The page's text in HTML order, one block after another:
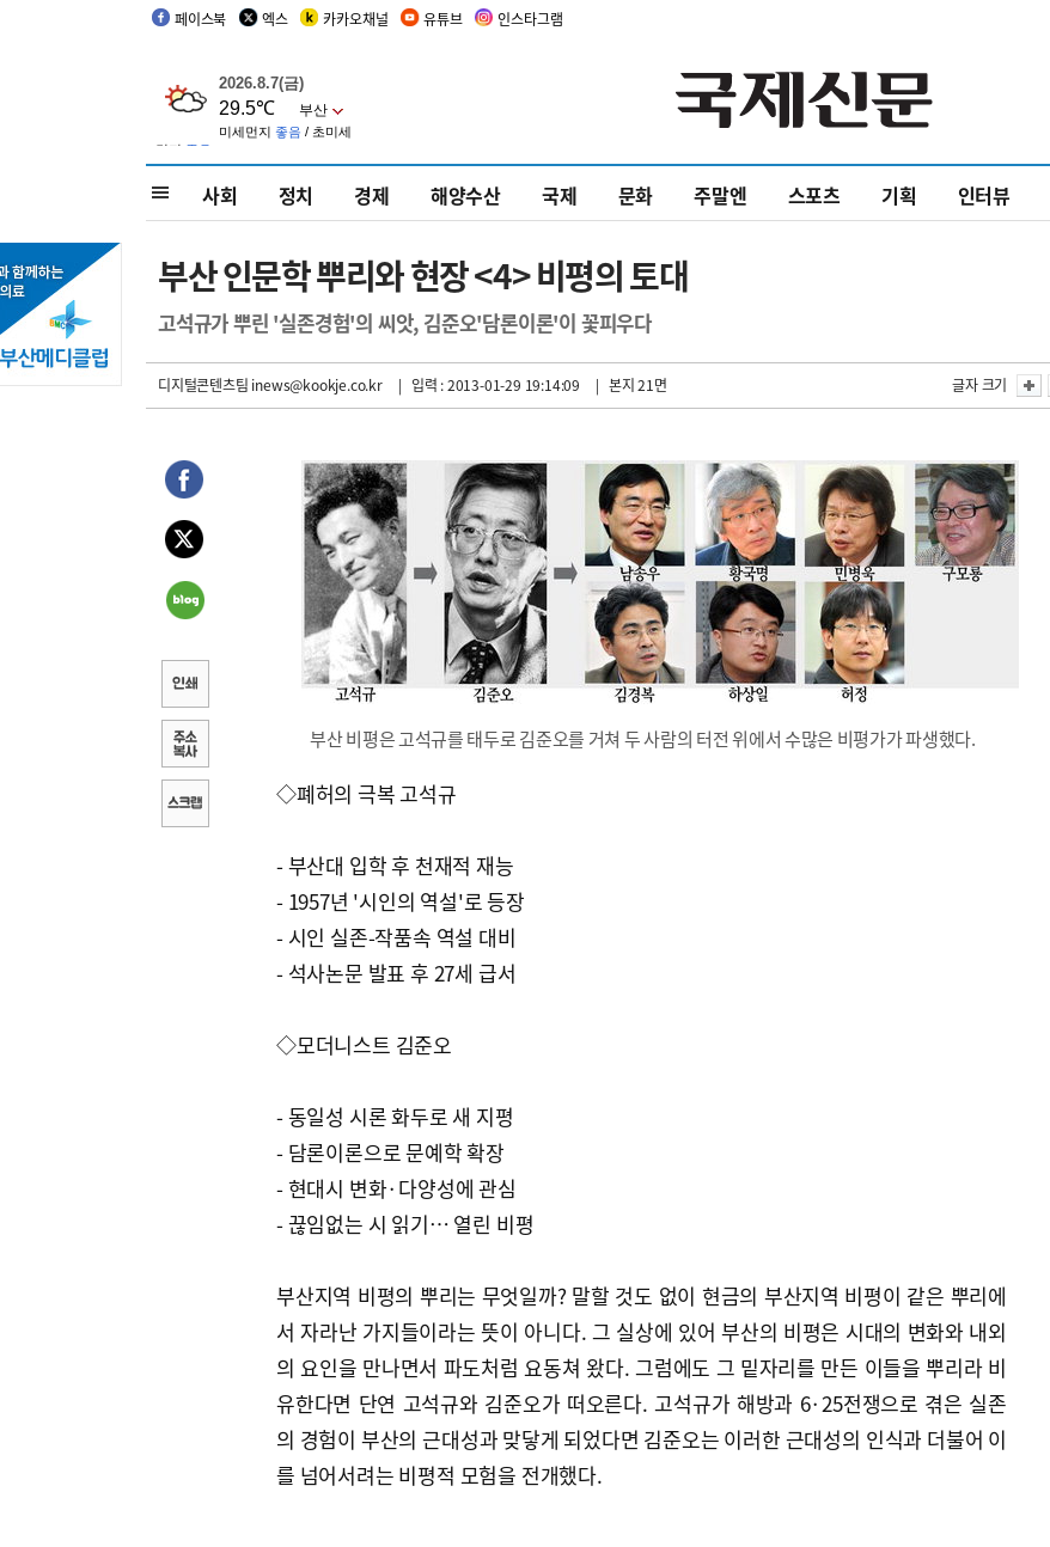
페이스북 엑스 카카오채널 유튜브 인스타그램
사회 정치 경제 해양수산 국제 문화 주말엔 스포츠 기획 인터뷰
부산 인문학 뿌리와 현장 <4> 비평의 토대
고석규가 뿌린 '실존경험'의 씨앗, 김준오'담론이론'이 꽃피우다
디지털콘텐츠팀 inews@kookje.co.kr | 입력 : 2013-01-29 19:14:09 | 본지 21면 글자 크기
부산 비평은 고석규를 태두로 김준오를 거쳐 두 사람의 터전 위에서 수많은 비평가가 파생했다.
◇폐허의 극복 고석규
- 부산대 입학 후 천재적 재능
- 1957년 '시인의 역설'로 등장
- 시인 실존-작품속 역설 대비
- 석사논문 발표 후 27세 급서
◇모더니스트 김준오
- 동일성 시론 화두로 새 지평
- 담론이론으로 문예학 확장
- 현대시 변화·다양성에 관심
- 끊임없는 시 읽기… 열린 비평
부산지역 비평의 뿌리는 무엇일까? 말할 것도 없이 현금의 부산지역 비평이 같은 뿌리에
서 자라난 가지들이라는 뜻이 아니다. 그 실상에 있어 부산의 비평은 시대의 변화와 내외
의 요인을 만나면서 파도처럼 요동쳐 왔다. 그럼에도 그 밑자리를 만든 이들을 뿌리라 비
유한다면 단연 고석규와 김준오가 떠오른다. 고석규가 해방과 6·25전쟁으로 겪은 실존
의 경험이 부산의 근대성과 맞닿게 되었다면 김준오는 이러한 근대성의 인식과 더불어 이
를 넘어서려는 비평적 모험을 전개했다.